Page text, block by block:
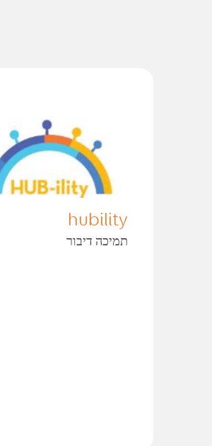
hubility
תמיכה דיבור